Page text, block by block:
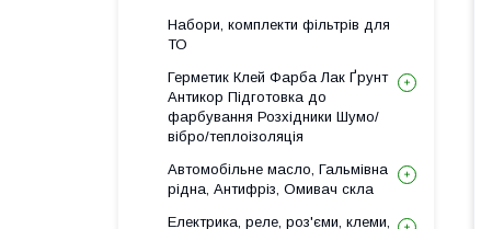
Набори, комплекти фільтрів для
ТО
Герметик Клей Фарба Лак Ґрунт
Антикор Підготовка до
фарбування Розхідники Шумо/
вібро/теплоізоляція
Автомобільне масло, Гальмівна
рідна, Антифріз, Омивач скла
Електрика, реле, роз'єми, клеми,